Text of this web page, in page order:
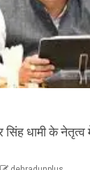
सिंह धामी के नेतृत्व